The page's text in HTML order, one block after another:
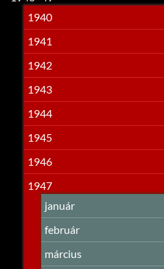
1940
1941
1942
1943
1944
1945
1946
1947
január
február
március